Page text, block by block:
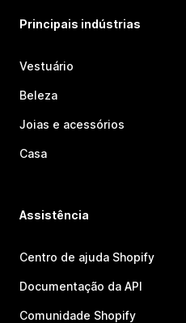
Principais indústrias
Vestuário
Beleza
Joias e acessórios
Casa
Assistência
Centro de ajuda Shopify
Documentação da API
Comunidade Shopify